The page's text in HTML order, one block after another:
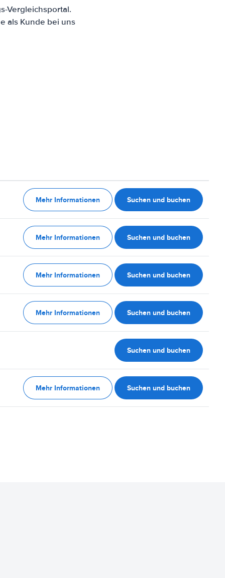
Vergleichsportal.
als Kunde bei uns
Mehr Informationen Suchen und buchen
Mehr Informationen Suchen und buchen
Mehr Informationen Suchen und buchen
Mehr Informationen Suchen und buchen
Suchen und buchen
Mehr Informationen Suchen und buchen